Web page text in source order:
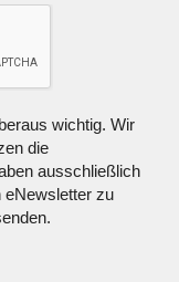
wichtig. Wir
die
ausschließlich
eNewsletter zu